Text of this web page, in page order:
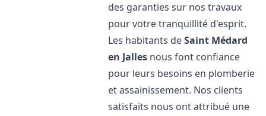
des garanties sur nos travaux
pour votre tranquillité d'esprit.
Les habitants deSaint Médard
en Jalles nous font confiance
pour leurs besoins en plomberie
et assainissement. Nos clients
satisfaits nous ont attribué une